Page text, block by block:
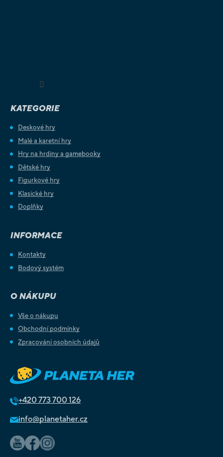
KATEGORIE
Deskové hry
Malé a karetní hry
Hry na hrdiny a gamebooky
Dětské hry
Figurkové hry
Klasické hry
Doplňky
INFORMACE
Kontakty
Bodový systém
O NÁKUPU
Vše o nákupu
Obchodní podmínky
Zpracování osobních údajů
+420 773 700 126
info@planetaher.cz